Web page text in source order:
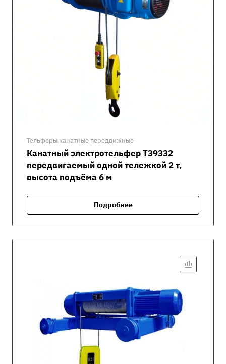
Тельферы канатные передвижные
Канатный электротельфер Т39332
передвигаемый одной тележкой 2 т,
высота подъёма 6 м
Подробнее